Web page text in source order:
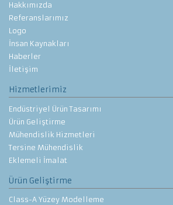
Hakkımızda
Referanslarımız
Logo
İnsan Kaynakları
Haberler
İletişim
Hizmetlerimiz
Endüstriyel Ürün Tasarımı
Ürün Geliştirme
Mühendislik Hizmetleri
Tersine Mühendislik
Eklemeli İmalat
Ürün Geliştirme
Class-A Yüzey Modelleme